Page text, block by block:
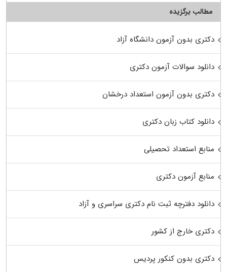
مطالب برگزیده
دکتری بدون آزمون دانشگاه آزاد
دانلود سوالات آزمون دکتری
دکتری بدون آزمون استعداد درخشان
دانلود کتاب زبان دکتری
منابع استعداد تحصیلی
منابع آزمون دکتری
دانلود دفترچه ثبت نام دکتری سراسری و آزاد
دکتری خارج از کشور
دکتری بدون کنکور پردیس